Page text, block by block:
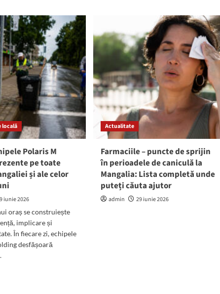
Radu
locală
Polaris M
pe toate
și ale celor
iunie 2026
oraș se construiește
implicare și
În fiecare zi, echipele
desfășoară
Actualitate
Farmaciile – puncte de sprijin
în perioadele de caniculă la
Mangalia: Lista completă unde
puteți căuta ajutor
admin 29 iunie 2026